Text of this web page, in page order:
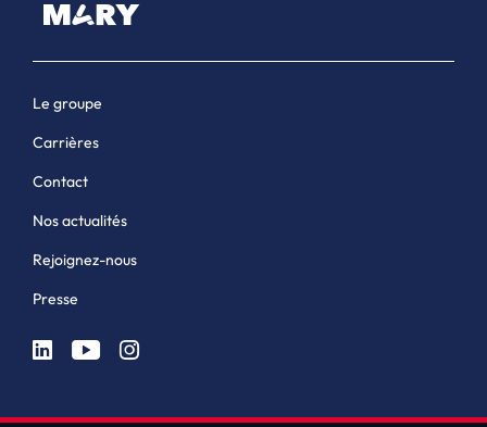
Le groupe
Carrières
Contact
Nos actualités
Rejoignez-nous
Presse